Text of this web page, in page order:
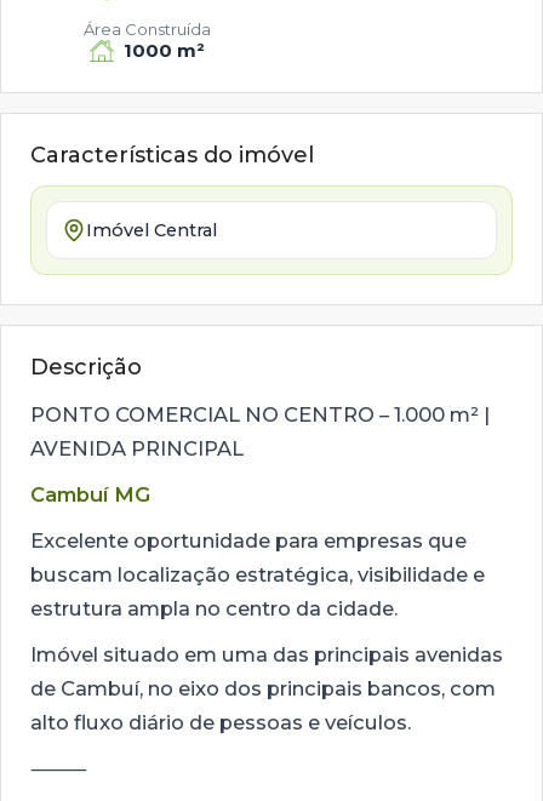
1000 m²
Área Construída
Características do imóvel
Imóvel Central
Descrição
PONTO COMERCIAL NO CENTRO – 1.000 m² |
AVENIDA PRINCIPAL
Cambuí MG
Excelente oportunidade para empresas que
buscam localização estratégica, visibilidade e
estrutura ampla no centro da cidade.
Imóvel situado em uma das principais avenidas
de Cambuí, no eixo dos principais bancos, com
alto fluxo diário de pessoas e veículos.
⸻